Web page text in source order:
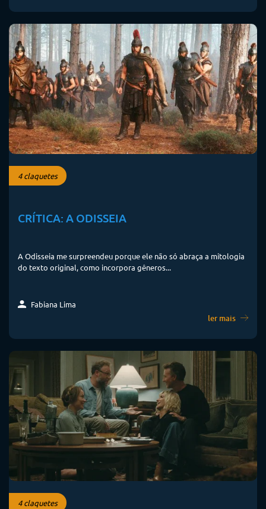
4 claquetes
CRÍTICA: A ODISSEIA
A Odisseia me surpreendeu porque ele não só abraça a mitologia
do texto original, como incorpora gêneros...
Fabiana Lima
ler mais
4 claquetes